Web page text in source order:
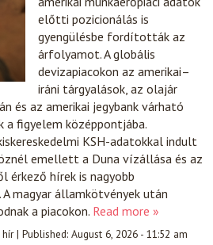
előtti pozicionálás is
gyengülésbe fordították az
árfolyamot. A globális
devizapiacokon az amerikai–
iráni tárgyalások, az olajár
és az amerikai jegybank várható
a figyelem középpontjába.
KSH-adatokkal indult
emellett a Duna vízállása és az
érkező hírek is nagyobb
magyar államkötvények után
a piacokon. Read more »
|Published:August 6, 2026 - 11:52 am